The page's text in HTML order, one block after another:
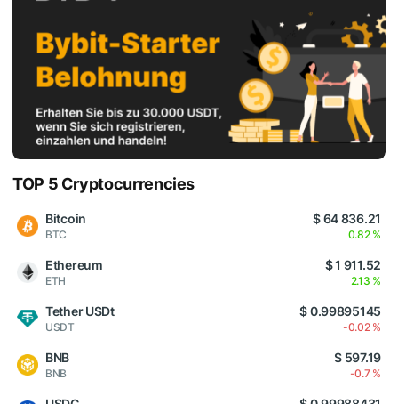
TOP 5 Cryptocurrencies
Bitcoin
BTC
$ 64 836.21
0.82 %
Ethereum
ETH
$ 1 911.52
2.13 %
Tether USDt
USDT
$ 0.99895145
-0.02 %
BNB
BNB
$ 597.19
-0.7 %